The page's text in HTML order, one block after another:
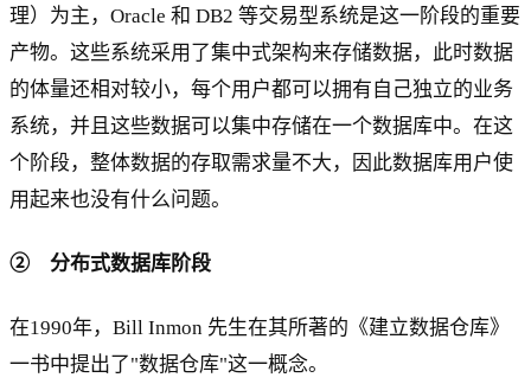
理）为主，Oracle 和 DB2 等交易型系统是这一阶段的重要
产物。这些系统采用了集中式架构来存储数据，此时数据
的体量还相对较小，每个用户都可以拥有自己独立的业务
系统，并且这些数据可以集中存储在一个数据库中。在这
个阶段，整体数据的存取需求量不大，因此数据库用户使
用起来也没有什么问题。
② 分布式数据库阶段
在1990年，Bill Inmon 先生在其所著的《建立数据仓库》
一书中提出了"数据仓库"这一概念。